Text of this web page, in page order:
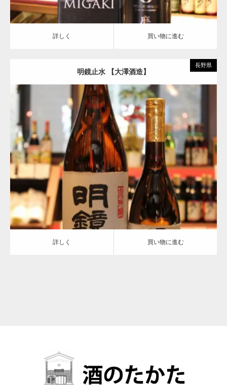
詳しく 買い物に進む
明鏡止水 【大澤酒造】
長野県
Update:2018.09.03
大吟醸 明鏡止水
詳しく 買い物に進む
詳しく 買い物に進む